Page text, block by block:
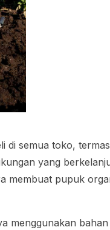
di semua toko,
yang
membuat pupuk
menggunakan